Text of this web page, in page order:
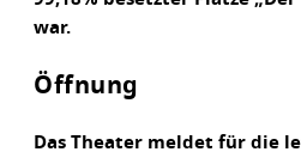
war.
Öffnung
Das Theater meldet für die